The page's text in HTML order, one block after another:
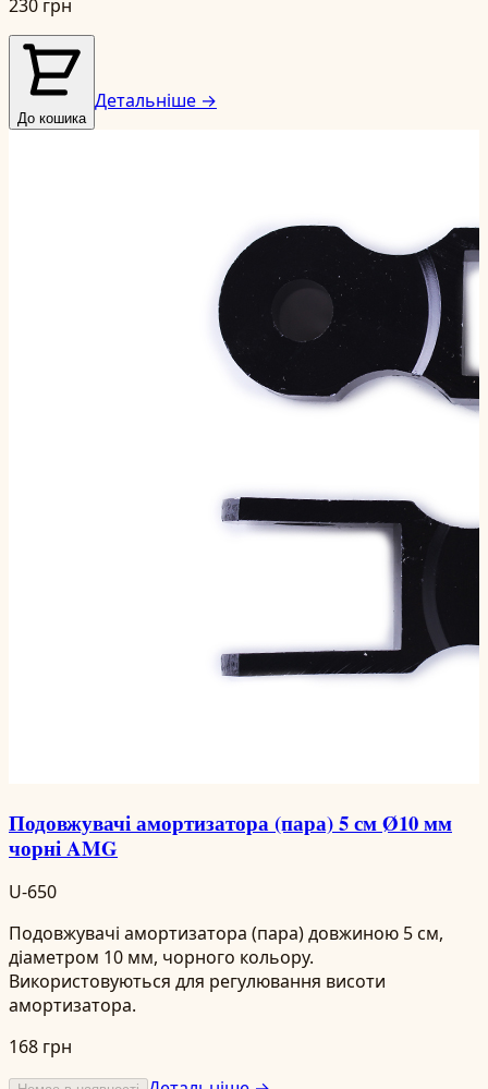
230 грн
До кошика
Детальніше →
Подовжувачі амортизатора (пара) 5 см Ø10 мм
чорні AMG
U-650
Подовжувачі амортизатора (пара) довжиною 5 см,
діаметром 10 мм, чорного кольору.
Використовуються для регулювання висоти
амортизатора.
168 грн